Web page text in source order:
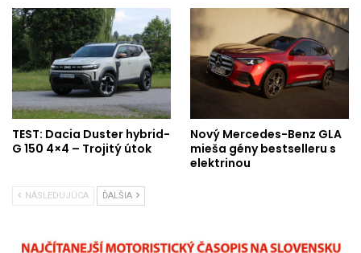
TEST: Dacia Duster hybrid-
G 150 4×4 – Trojitý útok
Nový Mercedes-Benz GLA
mieša gény bestselleru s
elektrinou
NÁSLEDUJÚCA ĎALŠIA